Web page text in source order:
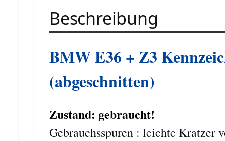
Beschreibung
BMW E36 + Z3
(abgeschnitten)
Zustand: gebraucht!
Gebrauchsspuren : leichte Kratzer